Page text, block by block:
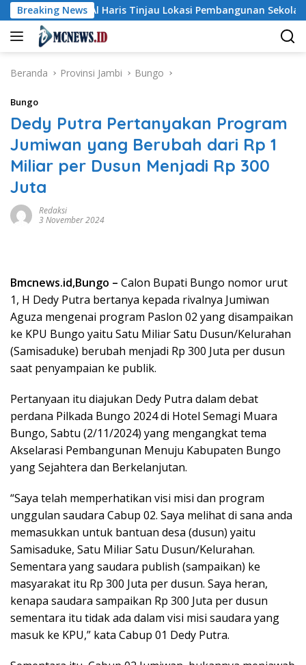
Langsung
ke
konten
Breaking News
Al Haris Tinjau Lokasi Pembangunan Sekolah Rakyat dan
Beranda Provinsi Jambi Bungo
Bungo
Dedy Putra Pertanyakan Program
Jumiwan yang Berubah dari Rp 1
Miliar per Dusun Menjadi Rp 300
Juta
Redaksi
3 November 2024
Bmcnews.id,Bungo – Calon Bupati Bungo nomor urut
1, H Dedy Putra bertanya kepada rivalnya Jumiwan
Aguza mengenai program Paslon 02 yang disampaikan
ke KPU Bungo yaitu Satu Miliar Satu Dusun/Kelurahan
(Samisaduke) berubah menjadi Rp 300 Juta per dusun
saat penyampaian ke publik.
Pertanyaan itu diajukan Dedy Putra dalam debat
perdana Pilkada Bungo 2024 di Hotel Semagi Muara
Bungo, Sabtu (2/11/2024) yang mengangkat tema
Akselarasi Pembangunan Menuju Kabupaten Bungo
yang Sejahtera dan Berkelanjutan.
“Saya telah memperhatikan visi misi dan program
unggulan saudara Cabup 02. Saya melihat di sana anda
memasukkan untuk bantuan desa (dusun) yaitu
Samisaduke, Satu Miliar Satu Dusun/Kelurahan.
Sementara yang saudara publish (sampaikan) ke
masyarakat itu Rp 300 Juta per dusun. Saya heran,
kenapa saudara sampaikan Rp 300 Juta per dusun
sementara itu tidak ada dalam visi misi saudara yang
masuk ke KPU,” kata Cabup 01 Dedy Putra.